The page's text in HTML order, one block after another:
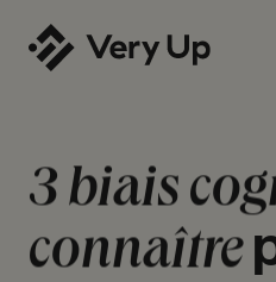
3biais
connaître